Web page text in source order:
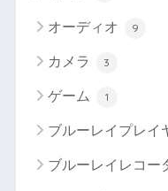
オーディオ 9
カメラ 3
ゲーム 1
ブルーレイプレイ
ブルーレイレコー